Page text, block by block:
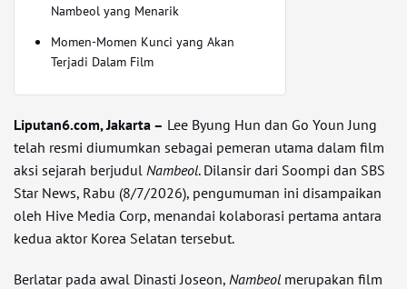
Nambeol yang Menarik
Momen-Momen Kunci yang Akan
Terjadi Dalam Film
Liputan6.com, Jakarta – Lee Byung Hun dan Go Youn Jung
telah resmi diumumkan sebagai pemeran utama dalam film
aksi sejarah berjudul Nambeol. Dilansir dari Soompi dan SBS
Star News, Rabu (8/7/2026), pengumuman ini disampaikan
oleh Hive Media Corp, menandai kolaborasi pertama antara
kedua aktor Korea Selatan tersebut.
Berlatar pada awal Dinasti Joseon, Nambeol merupakan film